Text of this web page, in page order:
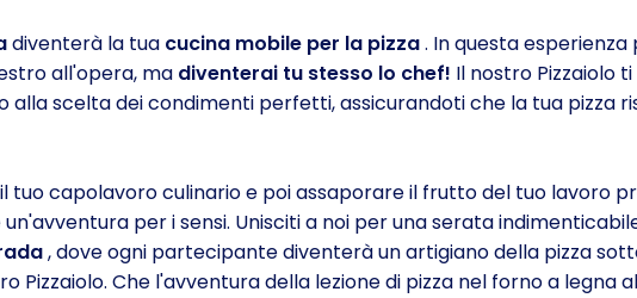
diventerà la tua cucina mobile per la pizza. In questa esperienza
all'opera, ma diventerai tu stesso lo chef! Il nostro Pizzaiolo ti
alla scelta dei condimenti perfetti, assicurandoti che la tua pizza
tuo capolavoro culinario e poi assaporare il frutto del tuo lavoro
per i sensi. Unisciti a noi per una serata
, dove ogni partecipante diventerà un artigiano della pizza
Pizzaiolo. Che l'avventura della lezione di pizza nel forno a legna